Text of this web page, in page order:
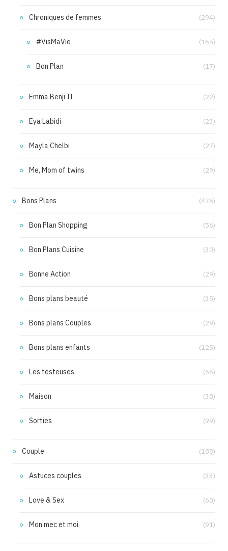
Chroniques de femmes (294)
#VisMaVie (165)
Bon Plan (17)
Emma Benji II (22)
Eya Labidi (23)
Mayla Chelbi (27)
Me, Mom of twins (29)
Bons Plans (476)
Bon Plan Shopping (56)
Bon Plans Cuisine (30)
Bonne Action (29)
Bons plans beauté (35)
Bons plans Couples (29)
Bons plans enfants (125)
Les testeuses (66)
Maison (38)
Sorties (99)
Couple (188)
Astuces couples (33)
Love & Sex (60)
Mon mec et moi (91)